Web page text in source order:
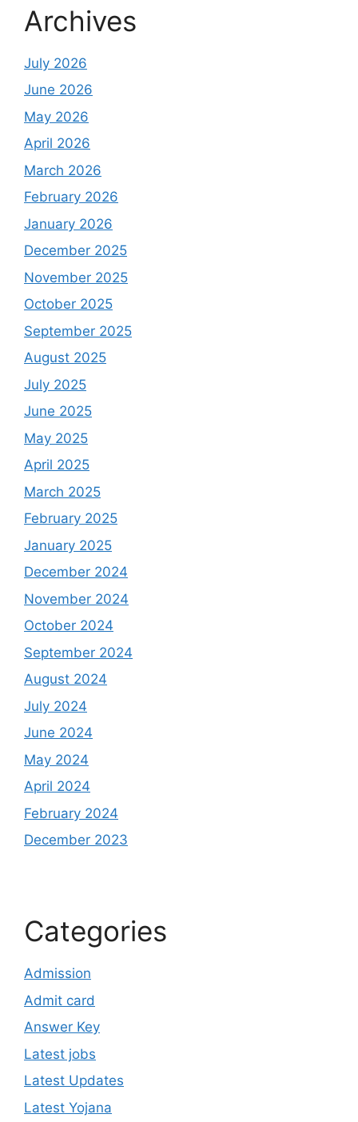
Archives
July 2026
June 2026
May 2026
April 2026
March 2026
February 2026
January 2026
December 2025
November 2025
October 2025
September 2025
August 2025
July 2025
June 2025
May 2025
April 2025
March 2025
February 2025
January 2025
December 2024
November 2024
October 2024
September 2024
August 2024
July 2024
June 2024
May 2024
April 2024
February 2024
December 2023
Categories
Admission
Admit card
Answer Key
Latest jobs
Latest Updates
Latest Yojana